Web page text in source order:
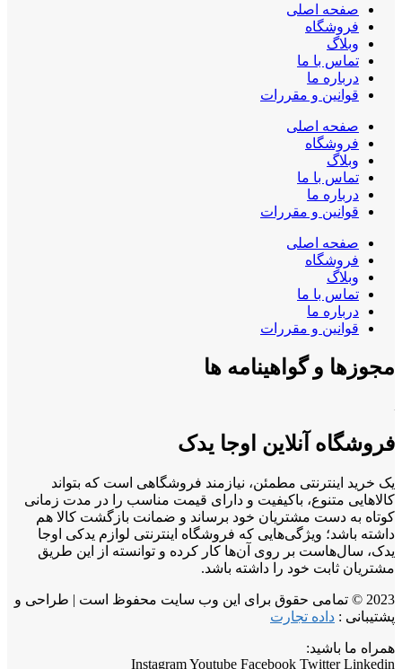
صفحه اصلی
فروشگاه
وبلاگ
تماس با ما
درباره ما
قوانین و مقررات
صفحه اصلی
فروشگاه
وبلاگ
تماس با ما
درباره ما
قوانین و مقررات
صفحه اصلی
فروشگاه
وبلاگ
تماس با ما
درباره ما
قوانین و مقررات
مجوزها و گواهینامه ها
فروشگاه آنلاین اوجا یدک
یک خرید اینترنتی مطمئن، نیازمند فروشگاهی است که بتواند
کالاهایی متنوع، باکیفیت و دارای قیمت مناسب را در مدت زمانی
کوتاه به دست مشتریان خود برساند و ضمانت بازگشت کالا هم
داشته باشد؛ ویژگی‌هایی که فروشگاه اینترنتی لوازم یدکی اوجا
یدک، سال‌هاست بر روی آن‌ها کار کرده و توانسته از این طریق
مشتریان ثابت خود را داشته باشد.
2023 © تمامی حقوق برای این وب سایت محفوظ است | طراحی و
پشتیبانی : داده تجارت
همراه ما باشید:
InstagramYoutube Facebook Twitter Linkedin